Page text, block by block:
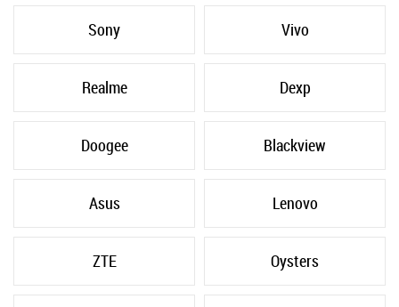
Sony Vivo
Realme Dexp
Doogee Blackview
Asus Lenovo
ZTE Oysters